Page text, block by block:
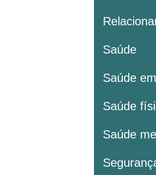
Saúde
Saúde
Saúde
Saúde